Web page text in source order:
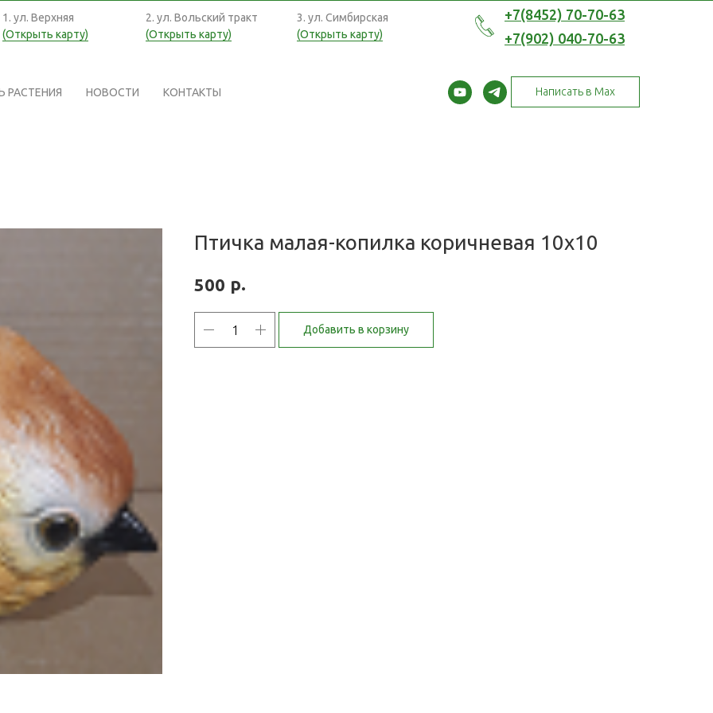
1. ул. Верхняя
(Открыть карту)
+7(8452) 70-70-63
2. ул. Вольский тракт
(Открыть карту)
3. ул. Симбирская
(Открыть карту)
+7(902) 040-70-63
РАСТЕНИЯ НОВОСТИ КОНТАКТЫ Написать в Max
Птичка малая-копилка коричневая 10х10
500 р.
Добавить в корзину